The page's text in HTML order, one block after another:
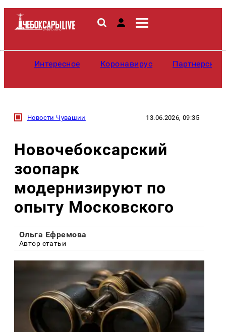
Интересное Коронавирус
Новости Чувашии 13.06.2026, 09:35
Новочебоксарский
зоопарк
модернизируют по
опыту Московского
Ольга Ефремова
Автор статьи